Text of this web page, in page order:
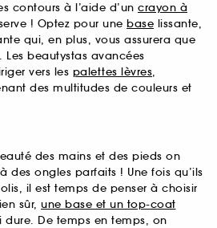
contours à l’aide d’un crayon à
! Optez pour une base lissante,
qui, en plus, vous assurera que
beautystas avancées
vers les palettes lèvres,
des multitudes de couleurs et
des mains et des pieds on
des ongles parfaits ! Une fois qu’ils
il est temps de penser à choisir
sûr, une base et un top-coat
De temps en temps, on